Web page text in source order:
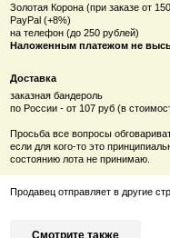
Золотая Корона (при заказе от
PayPal (+8%)
на телефон (до 250 рублей)
Наложенным платежом не
Доставка
заказная бандероль
по России - от 107 руб (в
Просьба все вопросы
если для кого-то это
состоянию лота не принимаю.
Продавец отправляет в другие